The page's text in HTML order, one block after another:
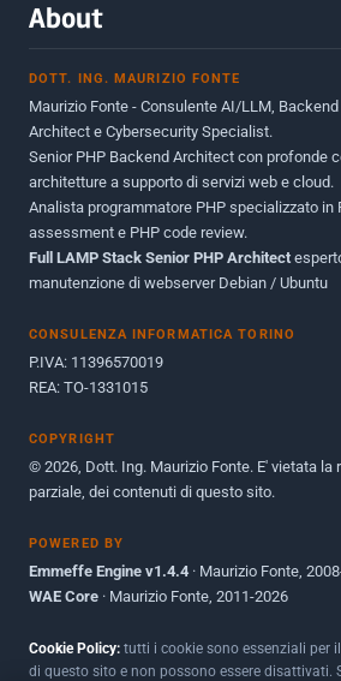
Giugno 2012
Maggio 2011
Dicembre 2010
Ottobre 2010
Maggio 2010
Giugno 2009
About
DOTT. ING. MAURIZIO FONTE
Maurizio Fonte - Consulente AI/LLM,
Architect e Cybersecurity Specialist.
Senior PHP Backend Architect con profonde
architetture a supporto di servizi web e cloud.
Analista programmatore PHP specializzato in
assessment e PHP code review.
Full LAMP Stack Senior PHP Architect
manutenzione di webserver Debian / Ubuntu
CONSULENZA INFORMATICA TORINO
P.IVA: 11396570019
REA: TO-1331015
COPYRIGHT
© 2026, Dott. Ing. Maurizio Fonte. E' vietata la
parziale, dei contenuti di questo sito.
POWERED BY
Emmeffe Engine v1.4.4 · Maurizio Fonte,
WAE Core · Maurizio Fonte, 2011-2026
Cookie Policy: tutti i cookie sono essenziali per
di questo sito e non possono essere disattivati.